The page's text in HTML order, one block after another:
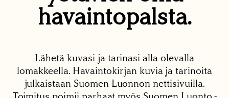
havaintopalsta.
Lähetä kuvasi ja tarinasi alla olevalla
lomakkeella. Havaintokirjan kuvia ja tarinoita
julkaistaan Suomen Luonnon nettisivuilla.